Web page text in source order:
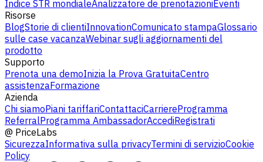
Indice STR mondialeAnalizzatore de prenotazioniEventi
Risorse
BlogStorie di clientiInnovationComunicato stampaGlossario
sulle case vacanzaWebinar sugli aggiornamenti del
prodotto
Supporto
Prenota una demoInizia la Prova GratuitaCentro
assistenzaFormazione
Azienda
Chi siamoPiani tariffariContattaciCarriereProgramma
ReferralProgramma AmbassadorAccediRegistrati
@ PriceLabs
SicurezzaInformativa sulla privacyTermini di servizioCookie
Policy